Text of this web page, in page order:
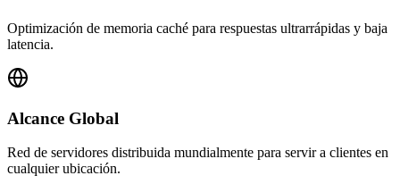
Optimización de memoria caché para respuestas ultrarrápidas y baja
latencia.
Alcance Global
Red de servidores distribuida mundialmente para servir a clientes en
cualquier ubicación.